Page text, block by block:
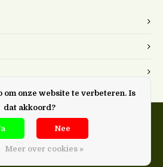
om onze website te verbeteren. Is
dat akkoord?
Nee
Meer over cookies »